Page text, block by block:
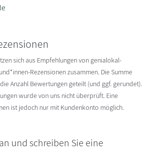
sich aus Empfehlungen von genialokal-
Rezensionen zusammen. Die Summe
Anzahl Bewertungen geteilt (und ggf. gerundet).
wurde von uns nicht überprüft. Eine
ist jedoch nur mit Kundenkonto möglich.
und schreiben Sie eine